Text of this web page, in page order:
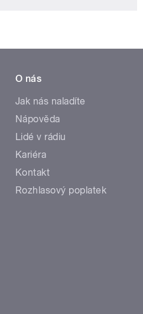
O nás
Jak nás naladíte
Nápověda
Lidé v rádiu
Kariéra
Kontakt
Rozhlasový poplatek